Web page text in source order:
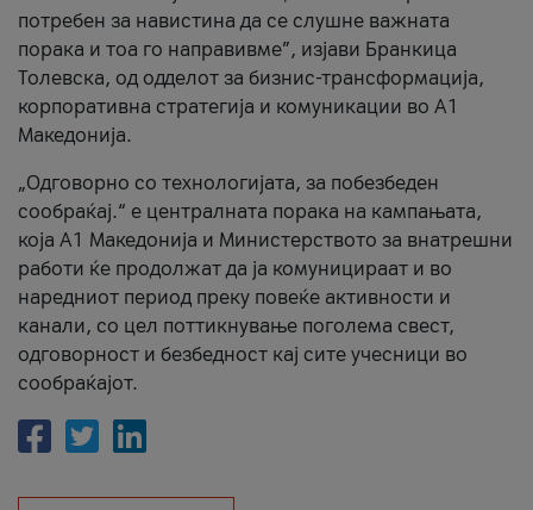
потребен за навистина да се слушне важната
порака и тоа го направивме”, изјави Бранкица
Толевска, од одделот за бизнис-трансформација,
корпоративна стратегија и комуникации во А1
Македонија.
„Одговорно со технологијата, за побезбеден
сообраќај.“ е централната порака на кампањата,
која A1 Македонија и Министерството за внатрешни
работи ќе продолжат да ја комуницираат и во
наредниот период преку повеќе активности и
канали, со цел поттикнување поголема свест,
одговорност и безбедност кај сите учесници во
сообраќајот.